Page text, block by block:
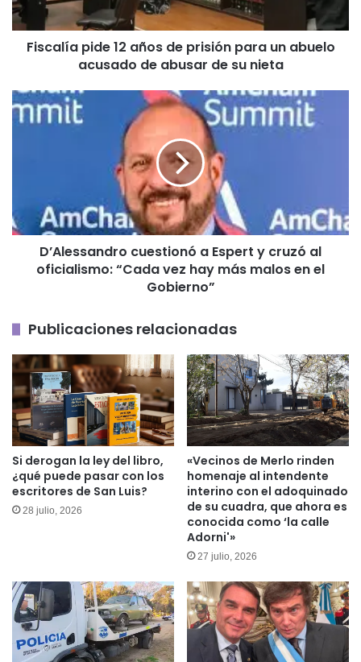
un
abuelo
acusado
de
su
Fiscalía pide 12 años de prisión para un abuelo
acusado de abusar de su nieta
D’Alessandro
cuestionó
oficialismo:
“Cada
el
Gobierno”
D’Alessandro cuestionó a Espert y cruzó al
oficialismo: “Cada vez hay más malos en el
Gobierno”
Publicaciones relacionadas
Si derogan la ley del libro,
¿qué puede pasar con los
escritores de San Luis?
28 julio, 2026
«Vecinos de Merlo rinden
homenaje al intendente
interino con el adoquinado
de su cuadra, que ahora es
conocida como ‘la calle
Adorni'»
27 julio, 2026